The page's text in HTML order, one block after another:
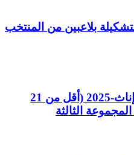
بلاعبين من المنتخب
الكرة الطائرة/ بطولة العالم إناث-2025 (أقل من 21
الثالثة